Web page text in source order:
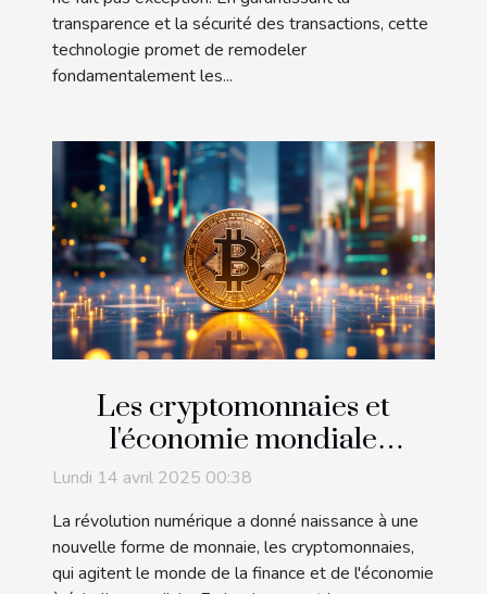
transparence et la sécurité des transactions, cette
technologie promet de remodeler
fondamentalement les...
Les cryptomonnaies et
l'économie mondiale
comprendre leur impact et
leur potentiel futur
Lundi 14 avril 2025 00:38
La révolution numérique a donné naissance à une
nouvelle forme de monnaie, les cryptomonnaies,
qui agitent le monde de la finance et de l'économie